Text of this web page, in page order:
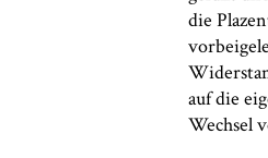
die
auf die
Wechsel